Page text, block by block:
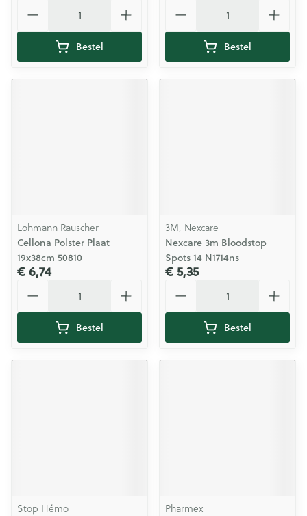
Bestel Bestel
Lohmann Rauscher
Cellona Polster Plaat
19x38cm 50810
€ 6,74
Bestel
3M, Nexcare
Nexcare 3m Bloodstop
Spots 14 N1714ns
€ 5,35
Bestel
Stop Hémo
Pharmex